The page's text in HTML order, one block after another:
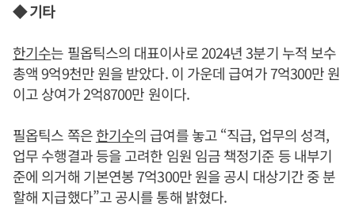
◆ 기타
한기수는 필옵틱스의 대표이사로 2024년 3분기 누적 보수
총액 9억9천만 원을 받았다. 이 가운데 급여가 7억300만 원
이고 상여가 2억8700만 원이다.
필옵틱스 쪽은한기수의 급여를 놓고 “직급, 업무의 성격,
업무 수행결과 등을 고려한 임원 임금 책정기준 등 내부기
준에 의거해 기본연봉 7억300만 원을 공시 대상기간 중 분
할해 지급했다”고 공시를 통해 밝혔다.